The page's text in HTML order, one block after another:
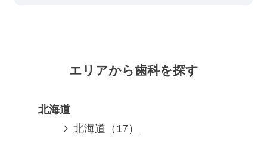
エリアから歯科を探す
北海道
北海道（17）